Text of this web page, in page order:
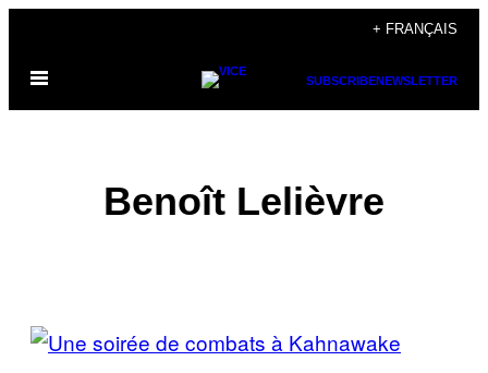
content
+ FRANÇAIS
Open
SUBSCRIBENEWSLETTER
Benoît Lelièvre
POSTS